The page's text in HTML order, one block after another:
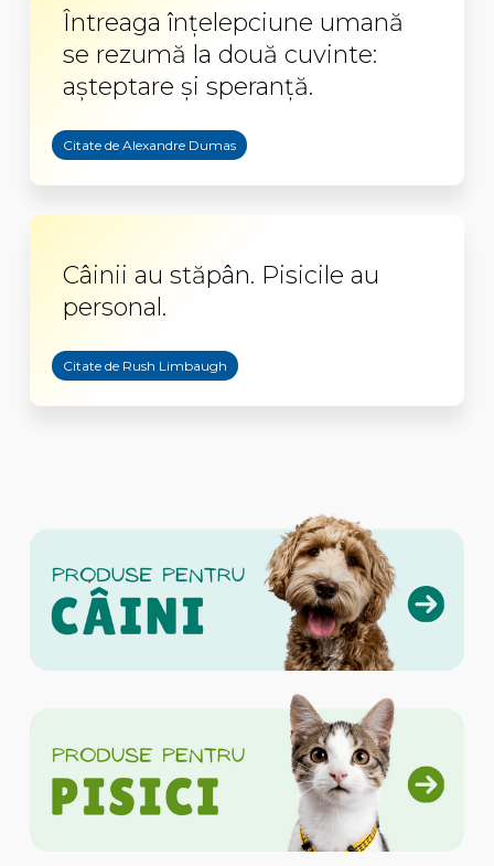
Întreaga înțelepciune umană
se rezumă la două cuvinte:
așteptare și speranță.
Citate de Alexandre Dumas
Câinii au stăpân. Pisicile au
personal.
Citate de Rush Limbaugh